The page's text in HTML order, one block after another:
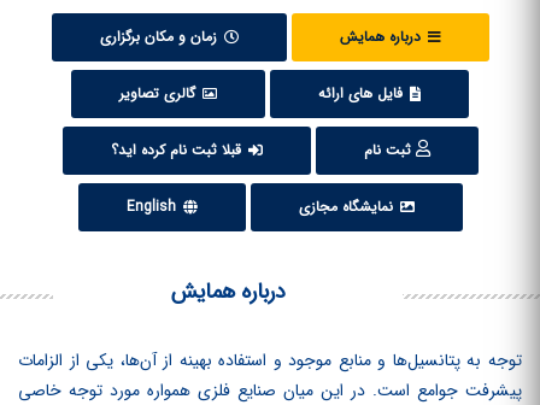
درباره همایش زمان و مکان برگزاری
فایل های ارائه گالری تصاویر
ثبت نام قبلا ثبت نام کرده اید؟
نمایشگاه مجازی English
درباره همایش
توجه به پتانسیل‌ها و منابع موجود و استفاده بهینه از آن‌ها، یکی از الزامات
پیشرفت جوامع است. در این میان صنایع فلزی همواره مورد توجه خاصی